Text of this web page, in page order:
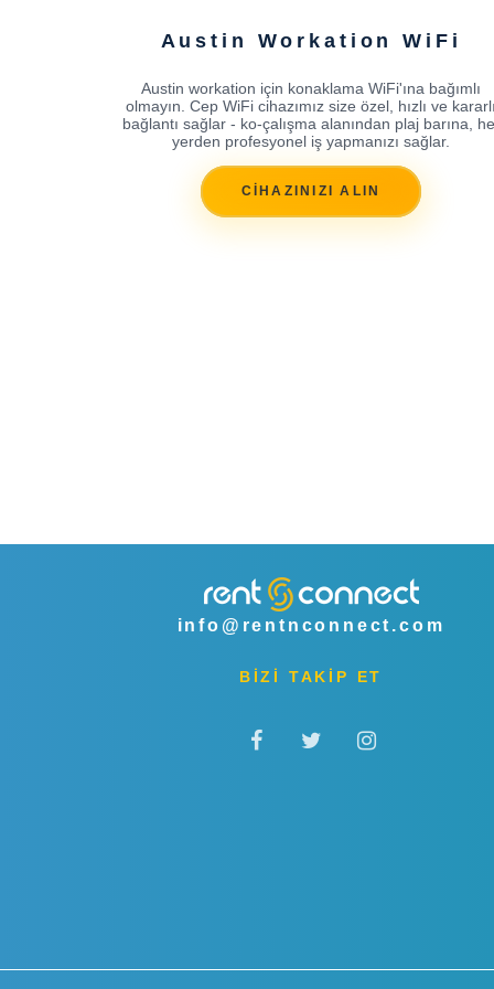
Austin Workation WiFi
Austin workation için konaklama WiFi'ına bağımlı
olmayın. Cep WiFi cihazımız size özel, hızlı ve
bağlantı sağlar - ko-çalışma alanından plaj barına,
yerden profesyonel iş yapmanızı sağlar.
CİHAZINIZI ALIN
info@rentnconnect.com
BİZİ TAKİP ET